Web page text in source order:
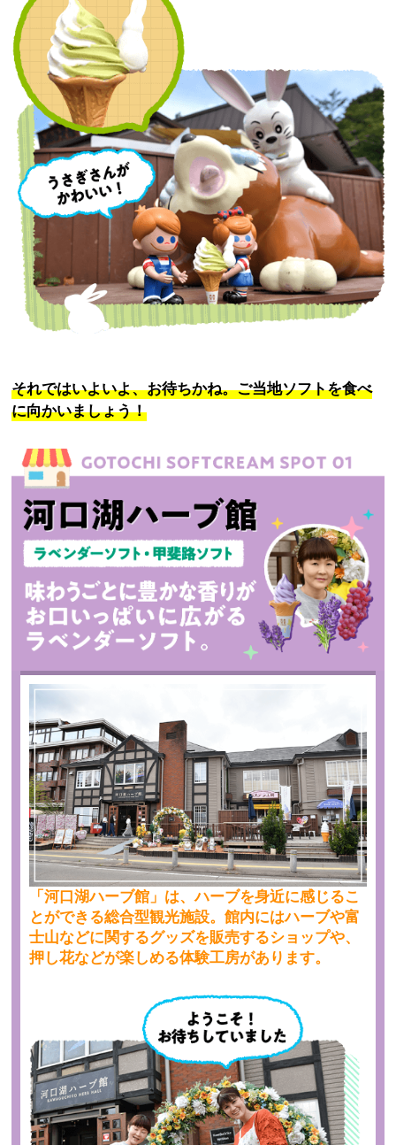
それではいよいよ、お待ちかね。ご当地ソフトを食べ
に向かいましょう！
「河口湖ハーブ館」は、ハーブを身近に感じるこ
とができる総合型観光施設。館内にはハーブや富
士山などに関するグッズを販売するショップや、
押し花などが楽しめる体験工房があります。